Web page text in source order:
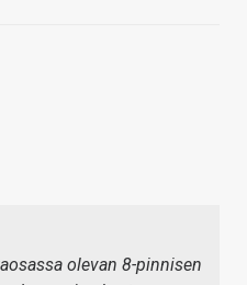
olevan 8-pinnisen